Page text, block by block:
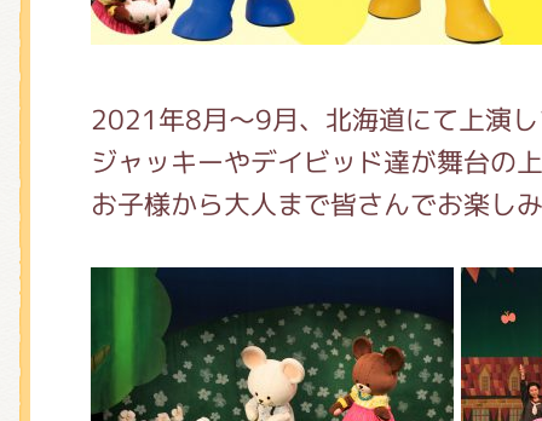
2021年8月～9月、北海道にて上演し
ジャッキーやデイビッド達が舞台の
お子様から大人まで皆さんでお楽し
くまのがっこう しょくいんしつ
くまのがっこう 家庭科部